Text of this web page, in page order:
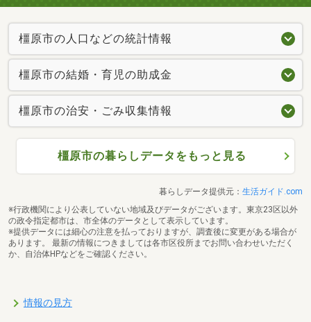
橿原市の人口などの統計情報
橿原市の結婚・育児の助成金
橿原市の治安・ごみ収集情報
橿原市の暮らしデータをもっと見る
暮らしデータ提供元： 生活ガイド.com
※行政機関により公表していない地域及びデータがございます。東京23区以外
の政令指定都市は、市全体のデータとして表示しています。
※提供データには細心の注意を払っておりますが、調査後に変更がある場合が
あります。 最新の情報につきましては各市区役所までお問い合わせいただく
か、自治体HPなどをご確認ください。
情報の見方